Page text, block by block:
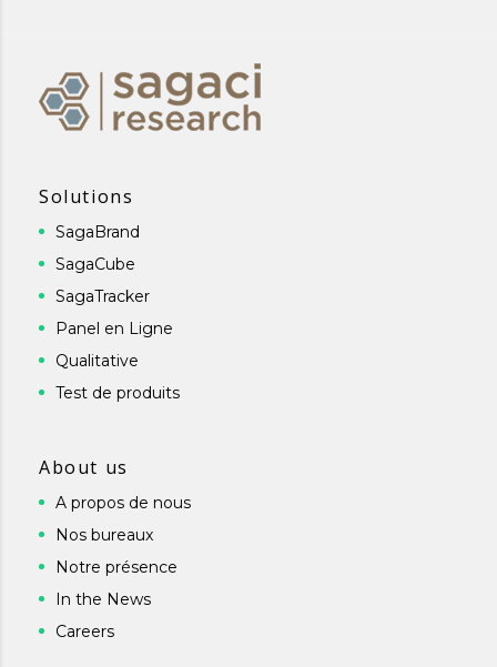
Solutions
SagaBrand
SagaCube
SagaTracker
Panel en Ligne
Qualitative
Test de produits
About us
A propos de nous
Nos bureaux
Notre présence
In the News
Careers